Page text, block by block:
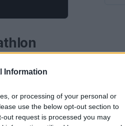
Information
or processing of your personal or
use the below opt-out section to
request is processed you may
La notizia
scosso il